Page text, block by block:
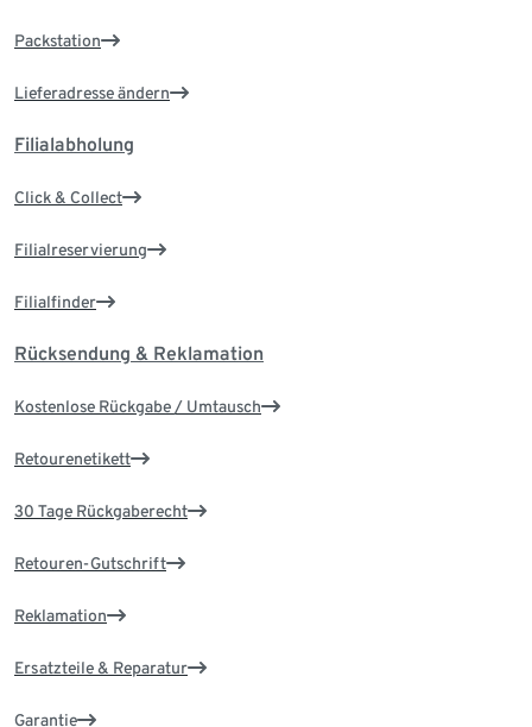
Packstation
Lieferadresse ändern
Filialabholung
Click & Collect
Filialreservierung
Filialfinder
Rücksendung & Reklamation
Kostenlose Rückgabe / Umtausch
Retourenetikett
30 Tage Rückgaberecht
Retouren-Gutschrift
Reklamation
Ersatzteile & Reparatur
Garantie